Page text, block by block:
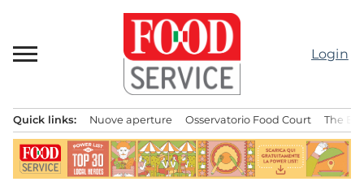
contenuto
Login
principale
Quick links: Nuove aperture Osservatorio Food Court The